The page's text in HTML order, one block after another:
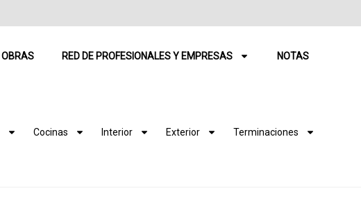
OBRAS RED DE PROFESIONALES Y EMPRESAS NOTAS
Cocinas Interior Exterior Terminaciones